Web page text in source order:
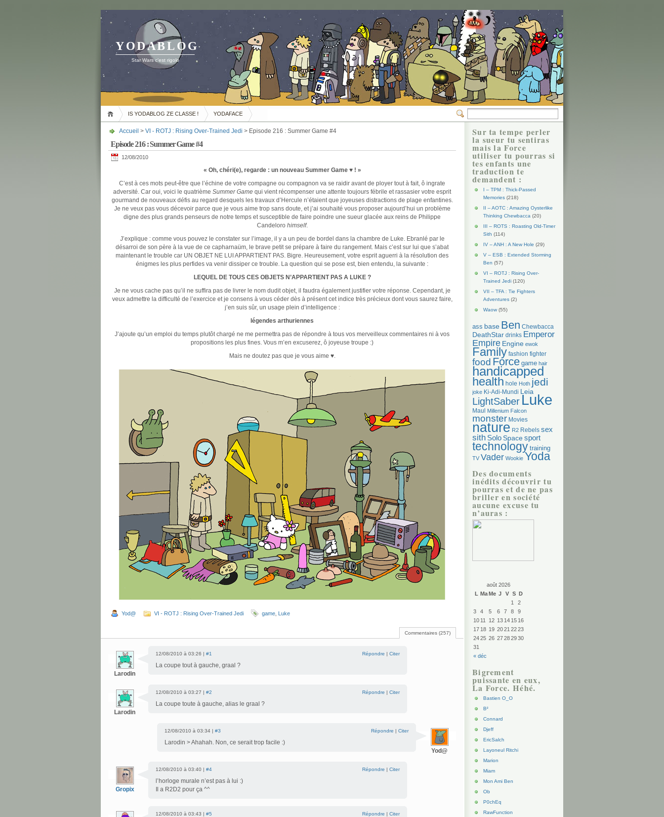
YODABLOG
Star Wars c'est rigolo
IS YODABLOG ZE CLASSE ! YODAFACE
Accueil > VI - ROTJ : Rising Over-Trained Jedi > Episode 216 : Summer Game #4
Episode 216 : Summer Game #4
12/08/2010
« Oh, chéri(e), regarde : un nouveau Summer Game ♥ ! »
C’est à ces mots peut-être que l’échine de votre compagne ou compagnon va se raidir avant de ployer tout à fait, ô ingrate
adversité. Car oui, voici le quatrième Summer Game qui vient récompenser une attente toujours fébrile et rassasier votre esprit
gourmand de nouveaux défis au regard desquels les travaux d’Hercule n’étaient que joyeuses distractions de plage enfantines.
Je ne veux pas vous décevoir parce que je vous aime trop sans doute, et j’ai souhaité vous proposer aujourd’hui un problème
digne des plus grands penseurs de notre temps et susceptible de faire poindre une sueur glacée aux reins de Philippe
Candeloro himself.
J’explique : comme vous pouvez le constater sur l’image, il y a un peu de bordel dans la chambre de Luke. Ebranlé par le
désarroi de son père à la vue de ce capharnaüm, le brave petit se prépare à faire du rangement. Mais c’est sur lui que s’abat
maintenant le trouble car UN OBJET NE LUI APPARTIENT PAS. Bigre. Heureusement, votre esprit aguerri à la résolution des
énigmes les plus perfides va venir dissiper ce trouble. La question qui se pose est, bien entendu, la suivante :
LEQUEL DE TOUS CES OBJETS N’APPARTIENT PAS A LUKE ?
Je ne vous cache pas qu’il ne suffira pas de livrer le nom dudit objet, il faudra également justifier votre réponse. Cependant, je
veux admettre la difficulté de l’exercice et je consens à vous céder dès à présent cet indice très précieux dont vous saurez faire,
j’en suis sûr, un usage plein d’intelligence :
légendes arthuriennes
J’ajoute qu’un emploi du temps plutôt chargé ne me permettra pas de répondre à tous vos merveilleux commentaires ni à vos
propositions les plus fines. Vous m’en excuserez, ô joyeuse troupe :)
Mais ne doutez pas que je vous aime ♥.
Yod@ VI - ROTJ : Rising Over-Trained Jedi game Luke
Commentaires (257)
Larodin
12/08/2010 à 03:26 | #1 Répondre | Citer
La coupe tout à gauche, graal ?
Larodin
12/08/2010 à 03:27 | #2 Répondre | Citer
La coupe toute à gauche, alias le graal ?
Yod@
12/08/2010 à 03:34 | #3 Répondre | Citer
Larodin > Ahahah. Non, ce serait trop facile :)
Gropix
12/08/2010 à 03:40 | #4 Répondre | Citer
l’horloge murale n’est pas à lui :)
Il a R2D2 pour ça ^^
12/08/2010 à 03:43 | #5 Répondre | Citer
Sur ta tempe perler
la sueur tu sentiras
mais la Force
utiliser tu pourras si
tes enfants une
traduction te
demandent :
I – TPM : Thick-Passed
Memories (218)
II – AOTC : Amazing Oysterlike
Thinking Chewbacca (20)
III – ROTS : Roasting Old-Timer
Sith (114)
IV – ANH : A New Hole (29)
V – ESB : Extended Storming
Ben (57)
VI – ROTJ : Rising Over-
Trained Jedi (120)
VII – TFA : Tie Fighters
Adventures (2)
Waow (55)
ass base Ben Chewbacca
DeathStar drinks Emperor
Empire Engine ewok
Family fashion fighter
food Force game hair
handicapped
health hole Hoth jedi
joke Ki-Adi-Mundi Leia
LightSaberLuke
Maul Millenium Falcon
monster Movies
nature R2 Rebels sex
sith SoloSpacesport
technology training
TV Vader Wookie Yoda
Des documents
inédits découvrir tu
pourras et de ne pas
briller en société
aucune excuse tu
n’auras :
août 2026
L MaMe J V S D
« déc
1
2
3
4 5 6 7 8
9
10 11 12 13 14 15 16
17 18 19 2021 2223
2425 26 27282930
31
Bigrement
puissante en eux,
La Force. Héhé.
Bastien O_O
B²
Connard
Djeff
EricSalch
Layoneul Ritchi
Marion
Miam
Mon Ami Ben
Ob
P0chEq
RawFunction